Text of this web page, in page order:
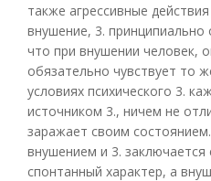
также агрессивные
внушение, 3. принципиально
что при внушении человек,
обязательно чувствует то
условиях психического 3.
источником 3., ничем не
заражает своим
внушением и 3.
спонтанный характер, а